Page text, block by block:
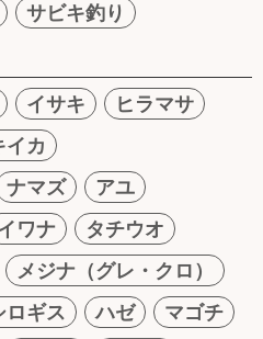
サビキ釣り
イサキ
ヒラマサ
イカ
ナマズ
アユ
ワナ
タチウオ
メジナ（グレ・クロ）
ロギス ハゼ
マゴチ